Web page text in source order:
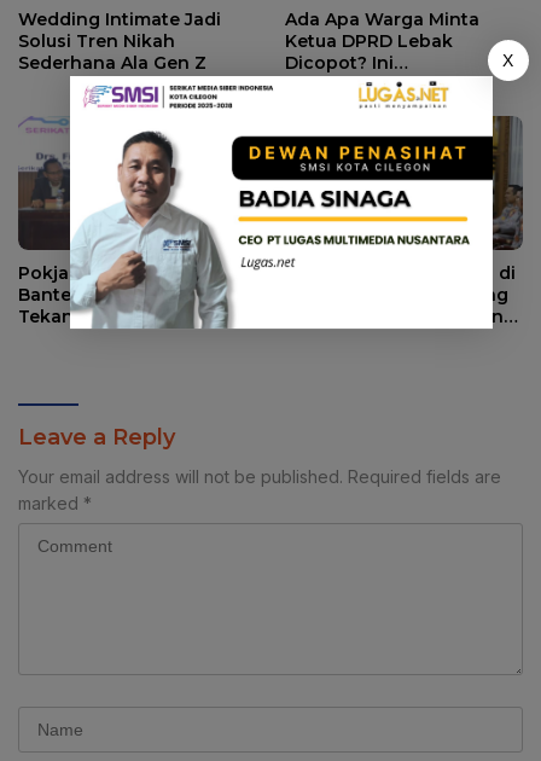
Wedding Intimate Jadi
Solusi Tren Nikah
Sederhana Ala Gen Z
Ada Apa Warga Minta
Ketua DPRD Lebak
Dicopot? Ini
Penjelasannya.
Pokja Jaga Desa se-
Banten, Ketum SMSI
Tekankan Sinergi
Audiensi Pengurus PWI di
Mabes Polri, PWI Dorong
Konsistensi MoU Dewan
Leave a Reply
Your email address will not be published. Required fields are
marked *
X